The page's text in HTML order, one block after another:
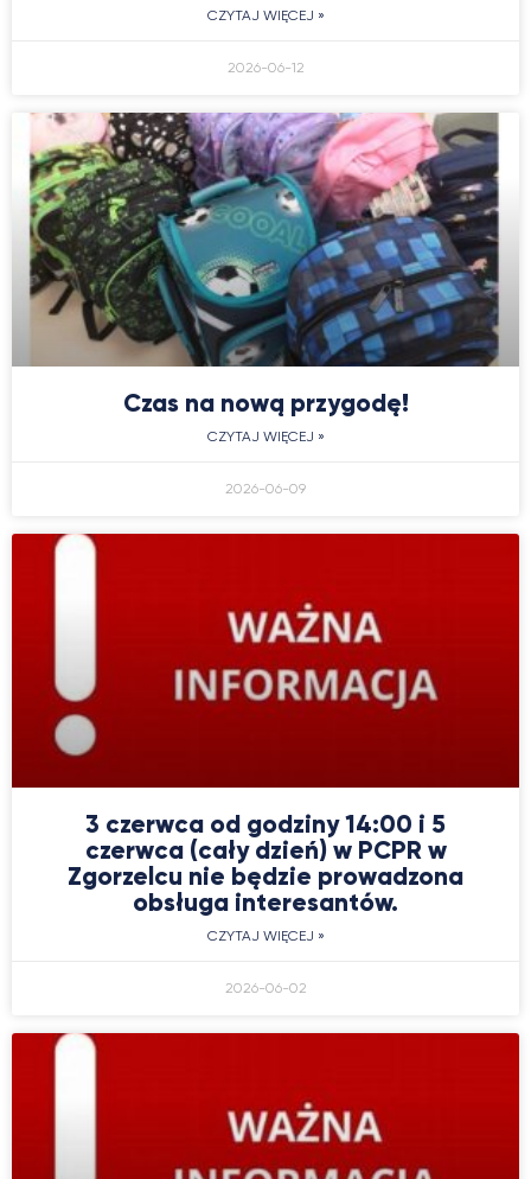
CZYTAJ WIĘCEJ »
2026-06-12
Czas na nową przygodę!
CZYTAJ WIĘCEJ »
2026-06-09
3 czerwca od godziny 14:00 i 5
czerwca (cały dzień) w PCPR w
Zgorzelcu nie będzie prowadzona
obsługa interesantów.
CZYTAJ WIĘCEJ »
2026-06-02